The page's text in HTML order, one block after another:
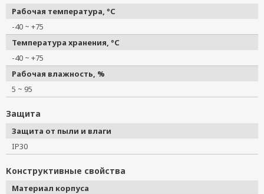
Рабочая температура, °C
-40 ~ +75
Температура хранения, °C
-40 ~ +75
Рабочая влажность, %
5 ~ 95
Защита
Защита от пыли и влаги
IP30
Конструктивные свойства
Материал корпуса